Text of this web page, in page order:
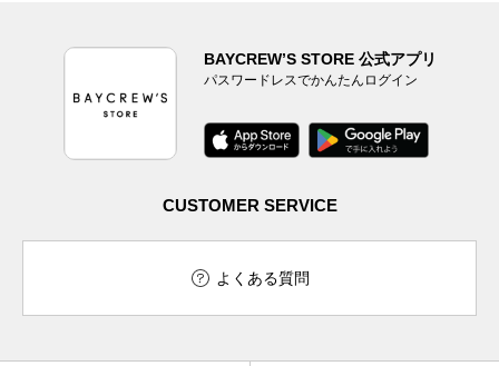
BAYCREW’S STORE 公式アプリ
パスワードレスでかんたんログイン
CUSTOMER SERVICE
よくある質問